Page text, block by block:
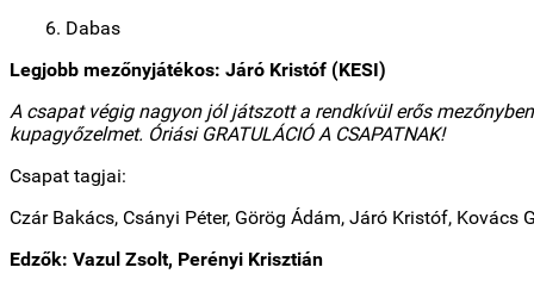
6. Dabas
Legjobb mezőnyjátékos: Járó Kristóf (KESI)
A csapat végig nagyon jól játszott a rendkívül erős
kupagyőzelmet. Óriási GRATULÁCIÓ A CSAPATNAK!
Csapat tagjai:
Czár Bakács, Csányi Péter, Görög Ádám, Járó Kristóf, Kovács
Edzők: Vazul Zsolt, Perényi Krisztián